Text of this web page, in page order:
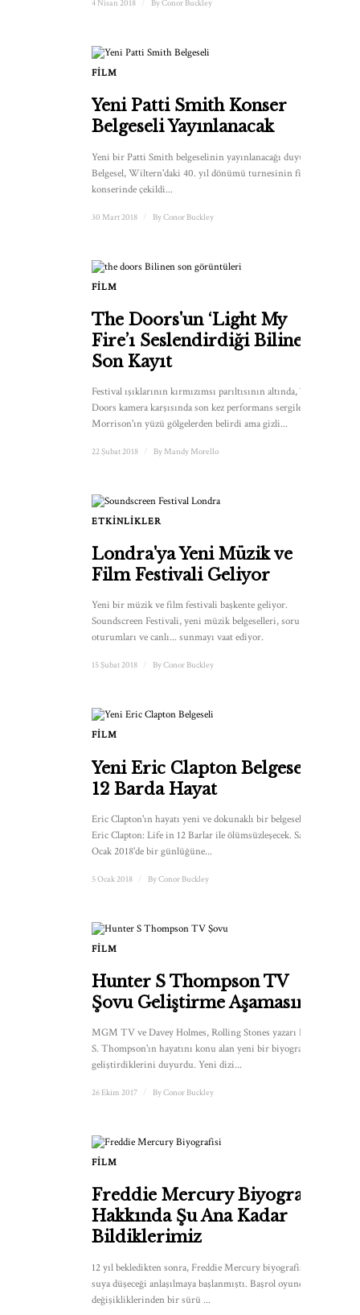
4 Nisan 2018 ByConor Buckley
FILM
Yeni Patti Smith Konser
Belgeseli Yayınlanacak
Yeni bir Patti Smith belgeselinin yayınlanacağı duyuruldu.
Belgesel, Wiltern'daki 40. yıl dönümü turnesinin final
konserinde çekildi...
30 Mart 2018 ByConor Buckley
FILM
The Doors'un ‘Light My
Fire’ı Seslendirdiği Bilinen
Son Kayıt
Festival ışıklarının kırmızımsı parıltısının altında, The
Doors kamera karşısında son kez performans sergiledi. Jim
Morrison'ın yüzü gölgelerden belirdi ama gizli...
22 Şubat 2018 By Mandy Morello
ETKINLIKLER
Londra'ya Yeni Müzik ve
Film Festivali Geliyor
Yeni bir müzik ve film festivali başkente geliyor.
Soundscreen Festivali, yeni müzik belgeselleri, soru-cevap
oturumları ve canlı... sunmayı vaat ediyor.
15 Şubat 2018 ByConor Buckley
FILM
Yeni Eric Clapton Belgeseli:
12 Barda Hayat
Eric Clapton'ın hayatı yeni ve dokunaklı bir belgesel olan
Eric Clapton: Life in 12 Barlar ile ölümsüzleşecek. Sadece 10
Ocak 2018'de bir günlüğüne...
5 Ocak 2018 ByConor Buckley
FILM
Hunter S Thompson TV
Şovu Geliştirme Aşamasında
MGM TV ve Davey Holmes, Rolling Stones yazarı Hunter
S. Thompson'ın hayatını konu alan yeni bir biyografi
geliştirdiklerini duyurdu. Yeni dizi...
26 Ekim 2017 ByConor Buckley
FILM
Freddie Mercury Biyografisi
Hakkında Şu Ana Kadar
Bildiklerimiz
12 yıl bekledikten sonra, Freddie Mercury biyografisinin
suya düşeceği anlaşılmaya başlanmıştı. Başrol oyuncusu
değişikliklerinden bir sürü ...